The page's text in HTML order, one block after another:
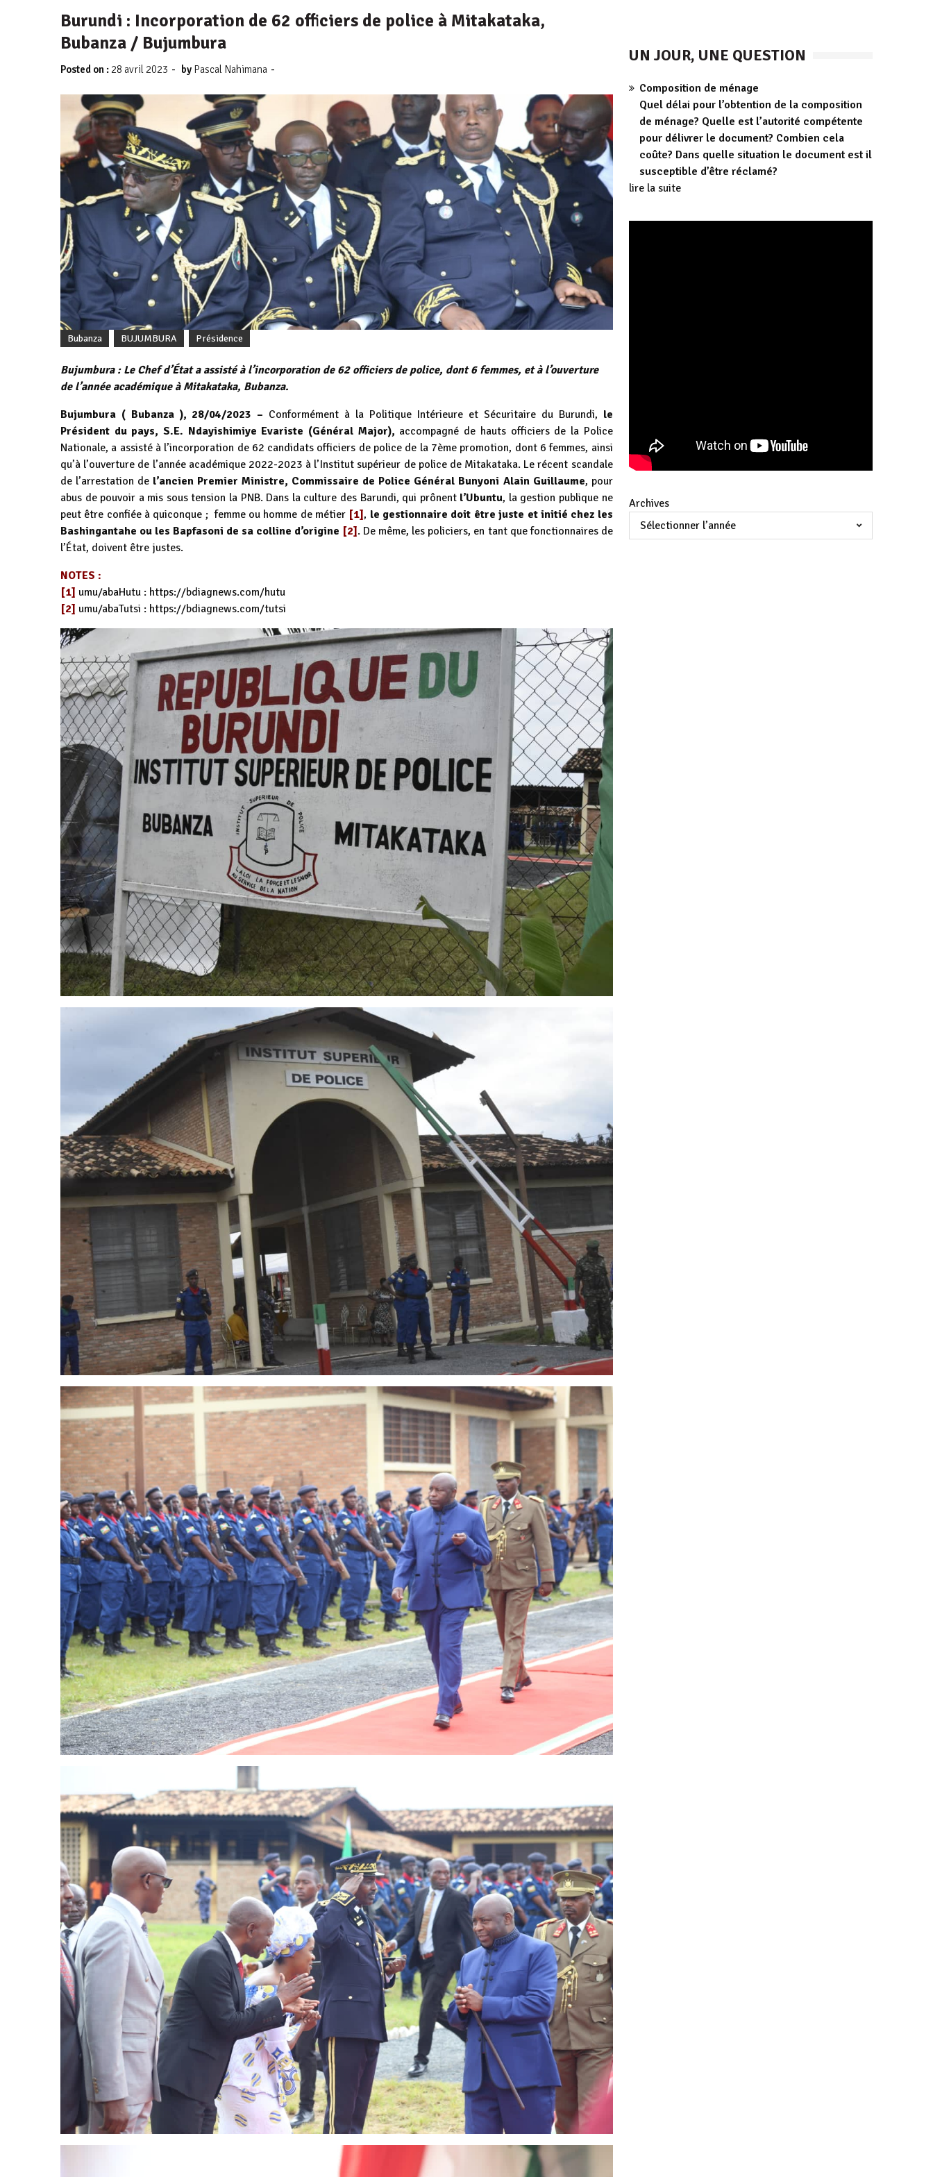
Burundi : Incorporation de 62 officiers de police à Mitakataka,
Bubanza / Bujumbura
Posted on : 28 avril 2023 - by Pascal Nahimana -
Bubanza BUJUMBURA Présidence
Bujumbura : Le Chef d’État a assisté à l’incorporation de 62 officiers de police, dont 6 femmes, et à l’ouverture
de l’année académique à Mitakataka, Bubanza.
Bujumbura ( Bubanza ), 28/04/2023 – Conformément à la Politique Intérieure et Sécuritaire du Burundi, le
Président du pays, S.E. Ndayishimiye Evariste (Général Major), accompagné de hauts officiers de la Police
Nationale, a assisté à l’incorporation de 62 candidats officiers de police de la 7ème promotion, dont 6 femmes, ainsi
qu’à l’ouverture de l’année académique 2022-2023 à l’Institut supérieur de police de Mitakataka. Le récent scandale
de l’arrestation de l’ancien Premier Ministre, Commissaire de Police Général Bunyoni Alain Guillaume, pour
abus de pouvoir a mis sous tension la PNB. Dans la culture des Barundi, qui prônent l’Ubuntu, la gestion publique ne
peut être confiée à quiconque ; femme ou homme de métier [1], le gestionnaire doit être juste et initié chez les
Bashingantahe ou les Bapfasoni de sa colline d’origine [2]. De même, les policiers, en tant que fonctionnaires de
l’État, doivent être justes.
NOTES :
[1] umu/abaHutu : https://bdiagnews.com/hutu
[2] umu/abaTutsi : https://bdiagnews.com/tutsi
UN JOUR, UNE QUESTION
Composition de ménage
Quel délai pour l’obtention de la composition
de ménage? Quelle est l’autorité compétente
pour délivrer le document? Combien cela
coûte? Dans quelle situation le document est il
susceptible d’être réclamé?
lire la suite
Archives